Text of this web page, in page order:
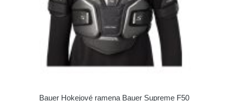
Bauer Hokejové ramena Bauer Supreme F50